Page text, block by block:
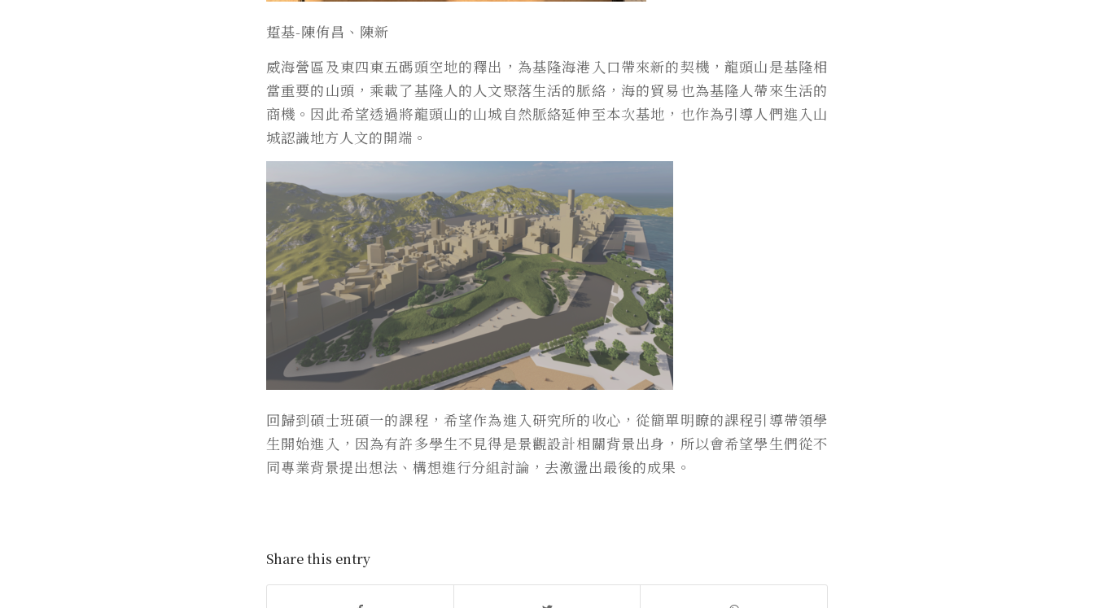
踅基-陳侑昌、陳新
威海營區及東四東五碼頭空地的釋出，為基隆海港入口帶來新的契機，龍頭山是基隆相
當重要的山頭，乘載了基隆人的人文聚落生活的脈絡，海的貿易也為基隆人帶來生活的
商機。因此希望透過將龍頭山的山城自然脈絡延伸至本次基地，也作為引導人們進入山
城認識地方人文的開端。
回歸到碩士班碩一的課程，希望作為進入研究所的收心，從簡單明瞭的課程引導帶領學
生開始進入，因為有許多學生不見得是景觀設計相關背景出身，所以會希望學生們從不
同專業背景提出想法、構想進行分組討論，去激盪出最後的成果。
Share this entry